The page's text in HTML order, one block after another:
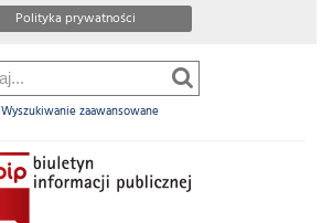
Polityka prywatności
Wyszukiwanie zaawansowane